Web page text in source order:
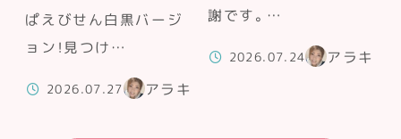
ぱえびせん白黒バージ
ョン！見つけ…
2026.07.27 アラキ
謝です。…
2026.07.24 アラキ